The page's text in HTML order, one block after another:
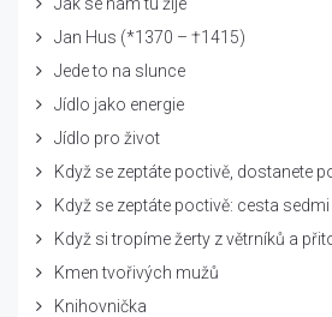
Jan Hus (*1370 – †1415)
Jede to na slunce
Jídlo jako energie
Jídlo pro život
Když se zeptáte poctivě, dostanete
Když se zeptáte poctivě: cesta sedmi
Když si tropíme žerty z větrníků a
Kmen tvořivých mužů
Knihovnička